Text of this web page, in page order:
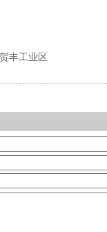
丰工业区